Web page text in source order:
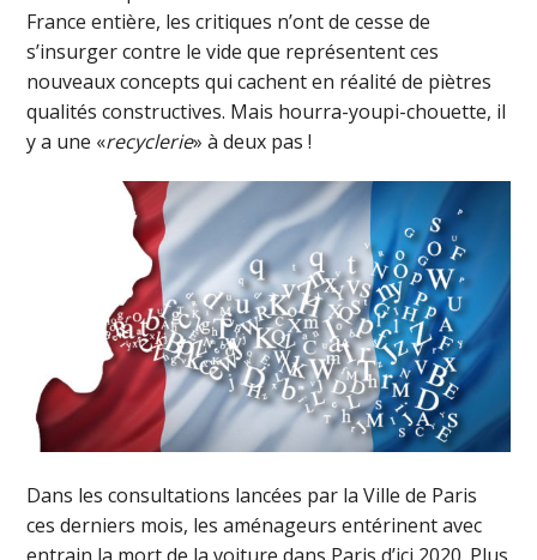
France entière, les critiques n’ont de cesse de
s’insurger contre le vide que représentent ces
nouveaux concepts qui cachent en réalité de piètres
qualités constructives. Mais hourra-youpi-chouette, il
y a une «recyclerie» à deux pas !
Dans les consultations lancées par la Ville de Paris
ces derniers mois, les aménageurs entérinent avec